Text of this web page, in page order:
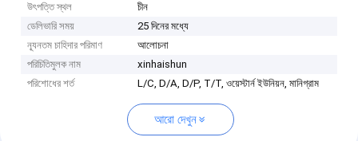
উৎপত্তি স্থল
চীন
ডেলিভারি সময়
25 দিনের মধ্যে
ন্যূনতম চাহিদার পরিমাণ
আলোচনা
পরিচিতিমুলক নাম
xinhaishun
পরিশোধের শর্ত
L/C, D/A, D/P, T/T, ওয়েস্টার্ন ইউনিয়ন, মানিগ্রাম
আরো দেখুন